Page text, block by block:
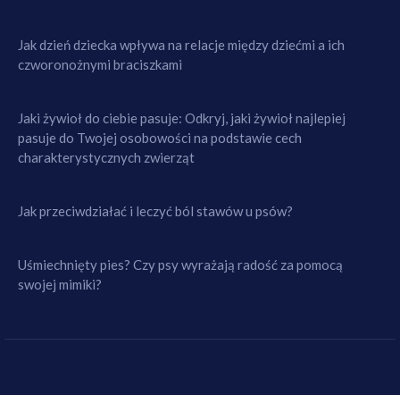
Jak dzień dziecka wpływa na relacje między dziećmi a ich
czworonożnymi braciszkami
Jaki żywioł do ciebie pasuje: Odkryj, jaki żywioł najlepiej
pasuje do Twojej osobowości na podstawie cech
charakterystycznych zwierząt
Jak przeciwdziałać i leczyć ból stawów u psów?
Uśmiechnięty pies? Czy psy wyrażają radość za pomocą
swojej mimiki?